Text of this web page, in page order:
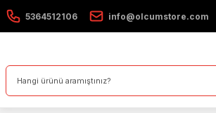
5364512106 info@olcumstore.com